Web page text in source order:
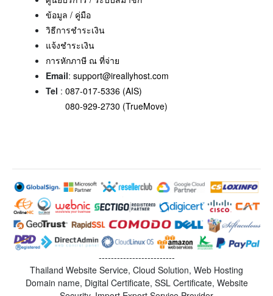
ข้อมูล / คู่มือ
วิธีการชำระเงิน
แจ้งชำระเงิน
การหักภาษี ณ ที่จ่าย
Email: support@ireallyhost.com
Tel : 087-017-5336 (AIS)
080-929-2730 (TrueMove)
-------------------------
Thailand Website Service, Cloud Solution, Web Hosting
Domain name, Digital Certificate, SSL Certificate, Website